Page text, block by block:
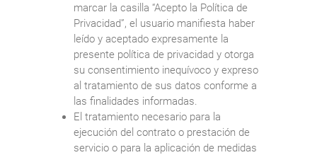
marcar la casilla “Acepto la Política de
Privacidad”, el usuario manifiesta haber
leído y aceptado expresamente la
presente política de privacidad y otorga
su consentimiento inequívoco y expreso
al tratamiento de sus datos conforme a
las finalidades informadas.
El tratamiento necesario para la
ejecución del contrato o prestación de
servicio o para la aplicación de medidas